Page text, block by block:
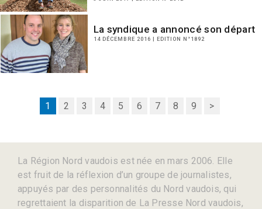
La syndique a annoncé son départ
14 DÉCEMBRE 2016 | EDITION N°1892
1 2 3 4 5 6 7 8 9 >
La Région Nord vaudois est née en mars 2006. Elle
est fruit de la réflexion d’un groupe de journalistes,
appuyés par des personnalités du Nord vaudois, qui
regrettaient la disparition de La Presse Nord vaudois,